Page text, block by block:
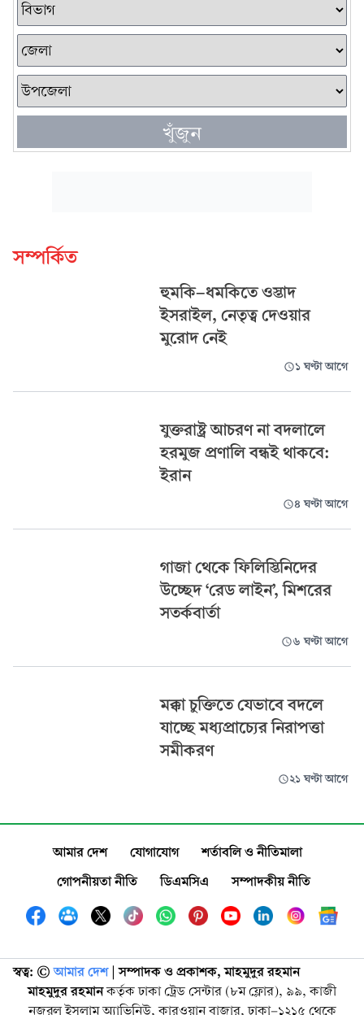
খুঁজুন
সম্পর্কিত
হুমকি-ধমকিতে ওস্তাদ
ইসরাইল, নেতৃত্ব দেওয়ার
মুরোদ নেই
১ ঘণ্টা আগে
যুক্তরাষ্ট্র আচরণ না বদলালে
হরমুজ প্রণালি বন্ধই থাকবে:
ইরান
৪ ঘণ্টা আগে
গাজা থেকে ফিলিস্তিনিদের
উচ্ছেদ ‘রেড লাইন’, মিশরের
সতর্কবার্তা
৬ ঘণ্টা আগে
মক্কা চুক্তিতে যেভাবে বদলে
যাচ্ছে মধ্যপ্রাচ্যের নিরাপত্তা
সমীকরণ
২১ ঘণ্টা আগে
আমার দেশ যোগাযোগ
শর্তাবলি ও নীতিমালা
গোপনীয়তা নীতি
ডিএমসিএ সম্পাদকীয় নীতি
স্বত্ব: ©️ আমার দেশ| সম্পাদক ও প্রকাশক, মাহমুদুর রহমান
মাহমুদুর রহমানকর্তৃক ঢাকা ট্রেড সেন্টার (৮ম ফ্লোর), ৯৯, কাজী
নজরুল ইসলাম অ্যাভিনিউ, কারওয়ান বাজার, ঢাকা-১২১৫ থেকে